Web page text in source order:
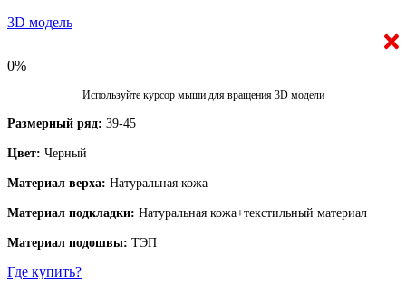
3D модель
0%
Используйте курсор мыши для вращения 3D модели
Размерный ряд: 39-45
Цвет: Черный
Материал верха: Натуральная кожа
Материал подкладки: Натуральная кожа+текстильный материал
Материал подошвы: ТЭП
Где купить?